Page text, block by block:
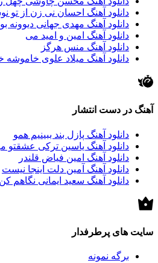
دانلود آهنگ احسان نی زن از تو
دانلود آهنگ مهدی جهانی دیوونه
دانلود آهنگ امین و امید می
دانلود آهنگ منس هرگز
دانلود آهنگ میلاد علوی
آهنگ در دست انتشار
دانلود آهنگ پازل بند ببینیم همو
دانلود آهنگ یاسین ترکی عشقتو
دانلود آهنگ امین فیاض قلندر
دانلود آهنگ آمین دلت اینجا نیست
دانلود آهنگ سعید ایمانی نگاهم کن
سایت های پرطرفدار
برگه نمونه